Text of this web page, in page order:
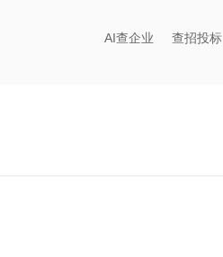
AI查企业 查招投标